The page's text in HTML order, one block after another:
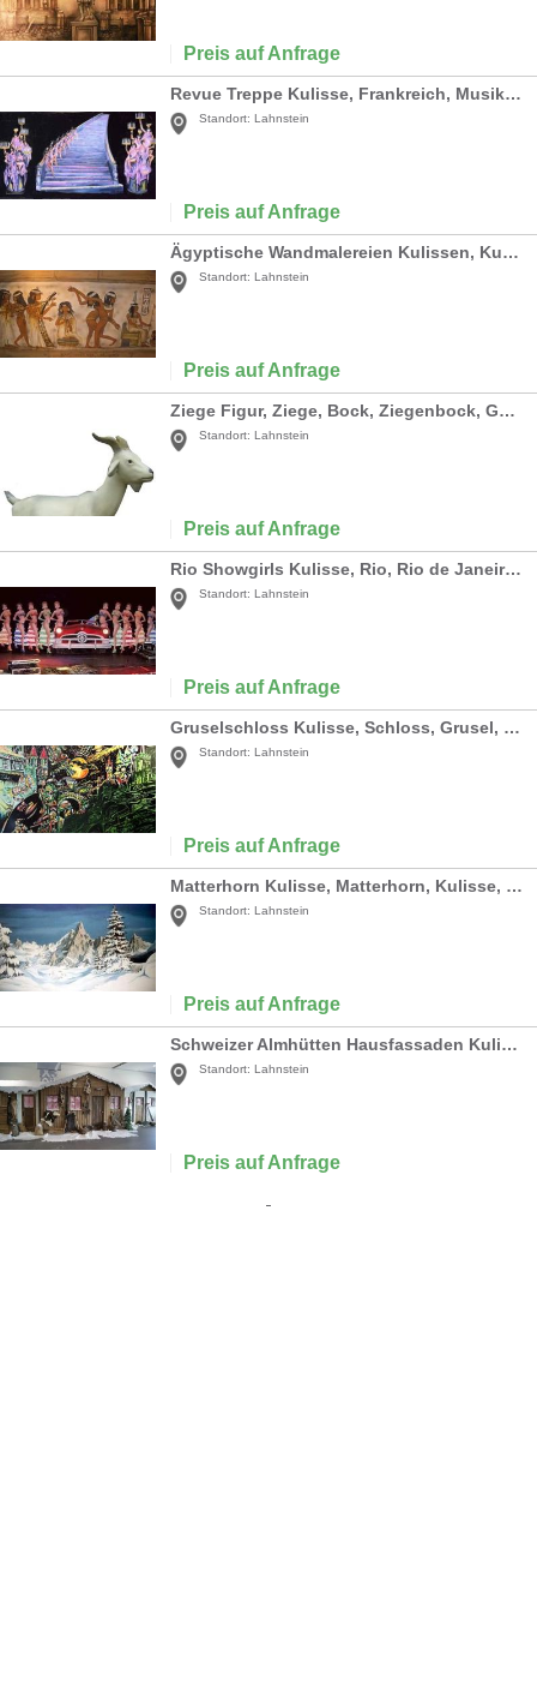
Preis auf Anfrage
Revue Treppe Kulisse, Frankreich, Musiktheater, Musical, Revue Treppe, Kulisse, Theater, Show, Schauspiel, Tanz, Tänzer
Standort: Lahnstein
Preis auf Anfrage
Ägyptische Wandmalereien Kulissen, Kulisse, ägyptisch, Ägypten, Wandmalerei, Malerei, Hieroglyphen, Kryptisch, Pyramide
Standort: Lahnstein
Preis auf Anfrage
Ziege Figur, Ziege, Bock, Ziegenbock, Geissbock, Tier, Figur, Dekoration, Event, Messe, Veranstaltung, leihen, mieten
Standort: Lahnstein
Preis auf Anfrage
Rio Showgirls Kulisse, Rio, Rio de Janeiro, Showgirls, Kulisse, Show, Brasilien, brasilianisch, Dekoration, leihen
Standort: Lahnstein
Preis auf Anfrage
Gruselschloss Kulisse, Schloss, Grusel, Kulisse, Halloween, Hexe, Geister, Gespenster, Dekoration, Event, Messe
Standort: Lahnstein
Preis auf Anfrage
Matterhorn Kulisse, Matterhorn, Kulisse, Berg, Bergspitze, Gipfel, Berggipfel, Alpen, Schweiz, Dekoration, Event, Messe
Standort: Lahnstein
Preis auf Anfrage
Schweizer Almhütten Hausfassaden Kulissen, Hausfassaden, Haus, Fassade, Kulisse, Schweiz, Almhütte, Hütte, Alm, Alpen
Standort: Lahnstein
Preis auf Anfrage